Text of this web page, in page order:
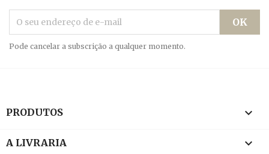
Pode cancelar a subscrição a qualquer momento.
PRODUTOS 
A LIVRARIA 